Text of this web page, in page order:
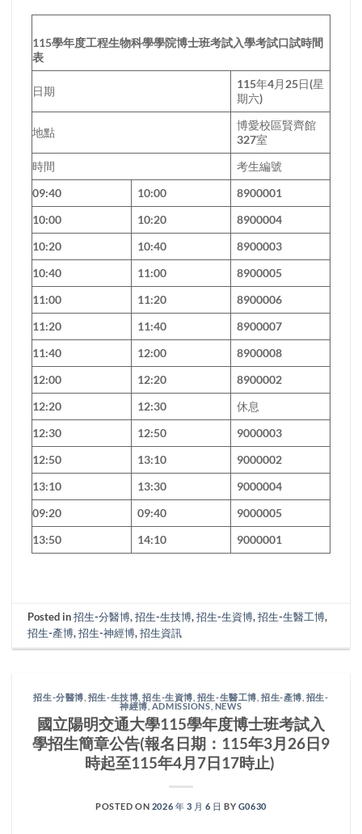
115學年度工程生物科學學院博士班考試入學考試口試時間
表
日期
115年4月25日(星
期六)
地點
博愛校區賢齊館
327室
時間
考生編號
09:40
10:00
8900001
10:00
10:20
8900004
10:20
10:40
8900003
10:40
11:00
8900005
11:00
11:20
8900006
11:20
11:40
8900007
11:40
12:00
8900008
12:00
12:20
8900002
12:20
12:30
休息
12:30
12:50
9000003
12:50
13:10
9000002
13:10
13:30
9000004
09:20
09:40
9000005
13:50
14:10 9000001
Posted in招生-分醫博,招生-生技博,招生-生資博,招生-生醫工博,
招生-產博,招生-神經博,招生資訊
招生-分醫博 招生-生技博 ,招生-生資博 招生-生醫工博 招生-產博 招生-
神經博 ,ADMISSIONS NEWS
國立陽明交通大學115學年度博士班考試入
學招生簡章公告(報名日期：115年3月26日9
時起至115年4月7日17時止)
POSTED ON 2026 年 3 月 6 日 BY G0630